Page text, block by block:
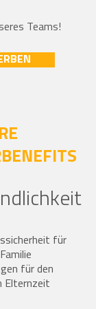
Teams!
für
für den
Elternzeit